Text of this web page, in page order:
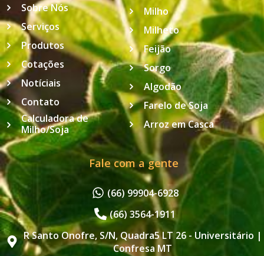
Sobre Nós
Serviços
Produtos
Cotações
Notíciais
Contato
Calculadora de
Milho/Soja
Milho
Milheto
Feijão
Sorgo
Algodão
Farelo de Soja
Arroz em Casca
Fale com a gente
(66) 99904-6928
(66) 3564-1911
R Santo Onofre, S/N, Quadra5 LT 26 - Universitário |
Confresa MT